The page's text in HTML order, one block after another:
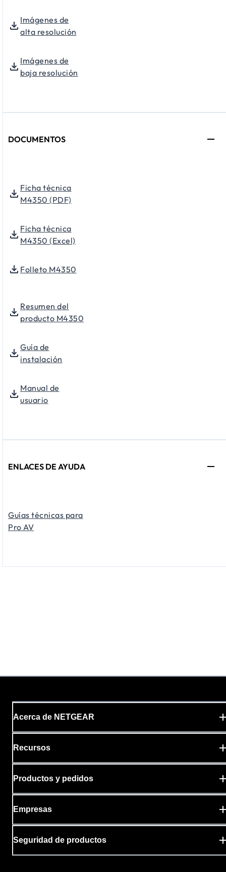
Imágenes de
alta resolución
Imágenes de
baja resolución
DOCUMENTOS
Ficha técnica
M4350 (PDF)
Ficha técnica
M4350 (Excel)
Folleto M4350
Resumen del
producto M4350
Guía de
instalación
Manual de
usuario
ENLACES DE AYUDA
Guías técnicas para
Pro AV
Acerca de NETGEAR
Recursos
Productos y pedidos
Empresas
Seguridad de productos